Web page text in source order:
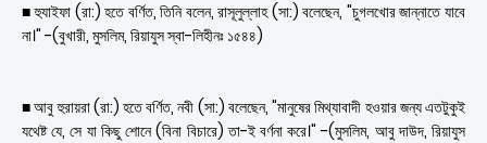
■ হুযাইফা (রা:) হতে বর্ণিত, তিনি বলেন, রাসূলুল্লাহ (সা:) বলেছেন, "চুগলখোর জান্নাতে যাবে
না।" -(বুখারী, মুসলিম, রিয়াযুস স্বা-লিহীনঃ ১৫৪৪)
■ আবু হুরায়রা (রা:) হতে বর্ণিত, নবী (সা:) বলেছেন, "মানুষের মিথ্যাবাদী হওয়ার জন্য এতটুকুই
যথেষ্ট যে, সে যা কিছু শোনে (বিনা বিচারে) তা-ই বর্ণনা করে।" -(মুসলিম, আবু দাউদ, রিয়াযুস